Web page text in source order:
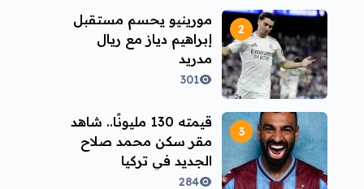
مورينيو يحسم مستقبل
إبراهيم دياز مع ريال
مدريد
301
قيمته 130 مليونًا.. شاهد
مقر سكن محمد صلاح
الجديد في تركيا
284